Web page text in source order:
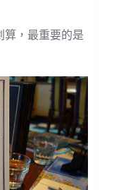
算，最重要的是